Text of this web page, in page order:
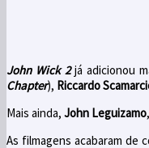
John Wick 2já adicionou
Chapter), Riccardo
Mais ainda, John Leguizamo,
As filmagens acabaram de